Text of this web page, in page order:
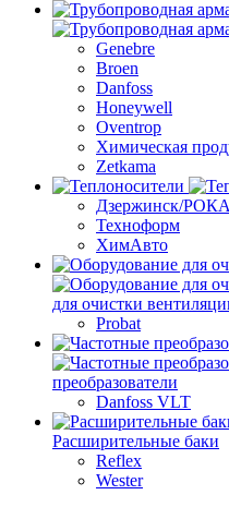
Genebre
Broen
Danfoss
Honeywell
Oventrop
Химическая
Zetkama
Дзержинск/
Техноформ
ХимАвто
для очистки
Probat
преобразователи
Danfoss VLT
Расширительные баки
Reflex
Wester